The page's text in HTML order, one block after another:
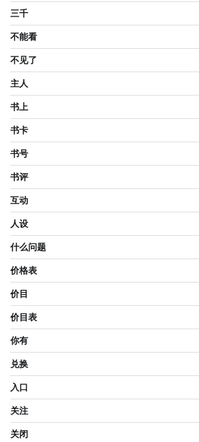
三千
不能看
不见了
主人
书上
书卡
书号
书评
互动
人设
什么问题
价格表
价目
价目表
你有
兑换
入口
关注
关闭